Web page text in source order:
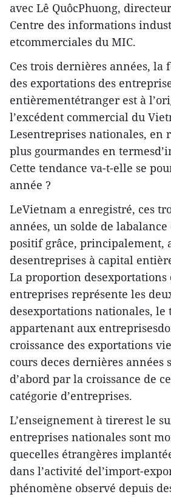
avec Lê QuôcPhuong,
Centre des informations
etcommerciales du MIC.
Ces trois dernières années, la
des exportations des
entièrementétranger est à
l’excédent commercial du
Lesentreprises nationales, en
plus gourmandes en
Cette tendance va-t-elle se
année ?
LeVietnam a enregistré, ces
années, un solde de
positif grâce, principalement,
desentreprises à capital
La proportion desexportations
entreprises représente les
desexportations nationales, le
appartenant aux
croissance des exportations
cours deces dernières années
d’abord par la croissance de
catégorie d’entreprises.
L’enseignement à tirerest le
entreprises nationales sont
quecelles étrangères
dans l’activité del’import-
phénomène observé depuis